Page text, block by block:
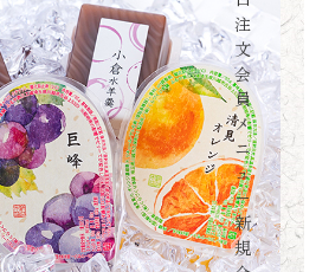
注
文
会
員
メ
ニ
ュ
ー
新
規